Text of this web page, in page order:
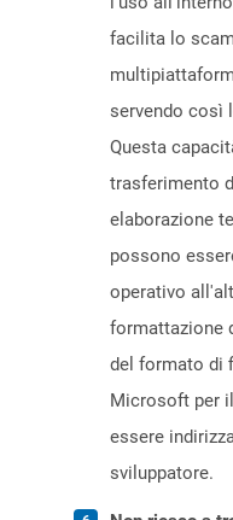
facilita lo
servendo così
Questa
trasferimento
elaborazione
possono
operativo
formattazione
del formato di
Microsoft per
essere
sviluppatore.